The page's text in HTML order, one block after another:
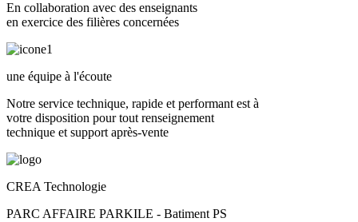
En collaboration avec des enseignants
en exercice des filières concernées
une équipe à l'écoute
Notre service technique, rapide et performant est à
votre disposition pour tout renseignement
technique et support après-vente
CREA Technologie
PARC AFFAIRE PARKILE - Batiment PS